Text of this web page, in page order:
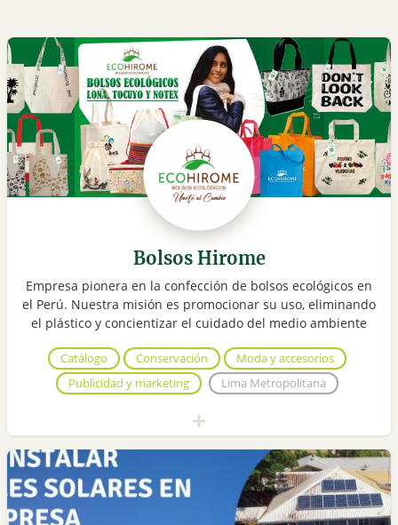
Bolsos Hirome
Empresa pionera en la confección de bolsos ecológicos en
el Perú. Nuestra misión es promocionar su uso, eliminando
el plástico y concientizar el cuidado del medio ambiente
Catálogo Conservación
Moda y accesorios
Publicidad y marketing
Lima Metropolitana